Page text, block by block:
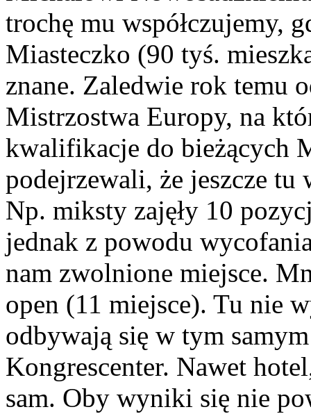
trochę mu współczujemy,
Miasteczko (90 tyś.
znane. Zaledwie rok temu
Mistrzostwa Europy, na
kwalifikacje do bieżących
podejrzewali, że jeszcze tu
Np. miksty zajęły 10
jednak z powodu
nam zwolnione miejsce.
open (11 miejsce). Tu nie
odbywają się w tym
Kongrescenter. Nawet
sam. Oby wyniki się nie